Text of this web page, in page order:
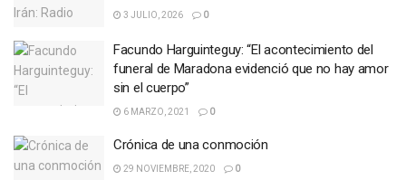
3 JULIO, 2026 0
Facundo Harguinteguy: “El acontecimiento del
funeral de Maradona evidenció que no hay amor
sin el cuerpo”
6 MARZO, 2021 0
Crónica de una conmoción
29 NOVIEMBRE, 2020 0